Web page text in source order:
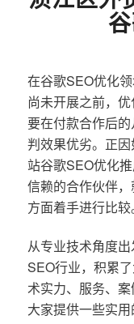
在谷歌SEO优化
尚未开展之前，
要在付款合作后
判效果优劣。正
站谷歌SEO优化
信赖的合作伙伴
方面着手进行比较
从专业技术角度
SEO行业，积累
术实力、服务、
大家提供一些实用